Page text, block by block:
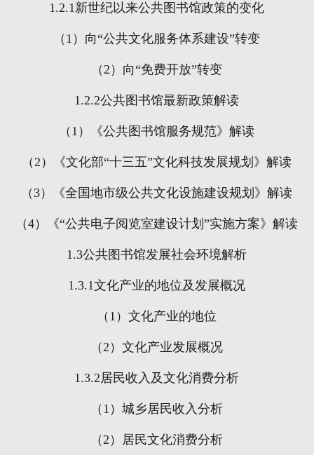
1.2.1新世纪以来公共图书馆政策的变化
（ 1 ）向“公共文化服务体系建设”转变
（2 ）向“免费开放”转变
1.2.2公共图书馆最新政策解读
（ 1 ）《公共图书馆服务规范》解读
（2 ）《文化部“十三五”文化科技发展规划》解读
（3）《全国地市级公共文化设施建设规划》解读
（4）《“公共电子阅览室建设计划”实施方案》解读
1.3公共图书馆发展社会环境解析
1.3.1文化产业的地位及发展概况
（ 1 ）文化产业的地位
（2 ）文化产业发展概况
1.3.2居民收入及文化消费分析
（ 1 ）城乡居民收入分析
（2 ）居民文化消费分析